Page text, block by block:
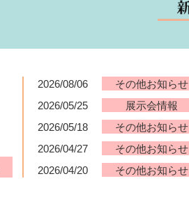
2026/08/06 その他お知らせ
2026/05/25
展示会情報
2026/05/18
その他お知らせ
2026/04/27
その他お知らせ
2026/04/20
その他お知らせ